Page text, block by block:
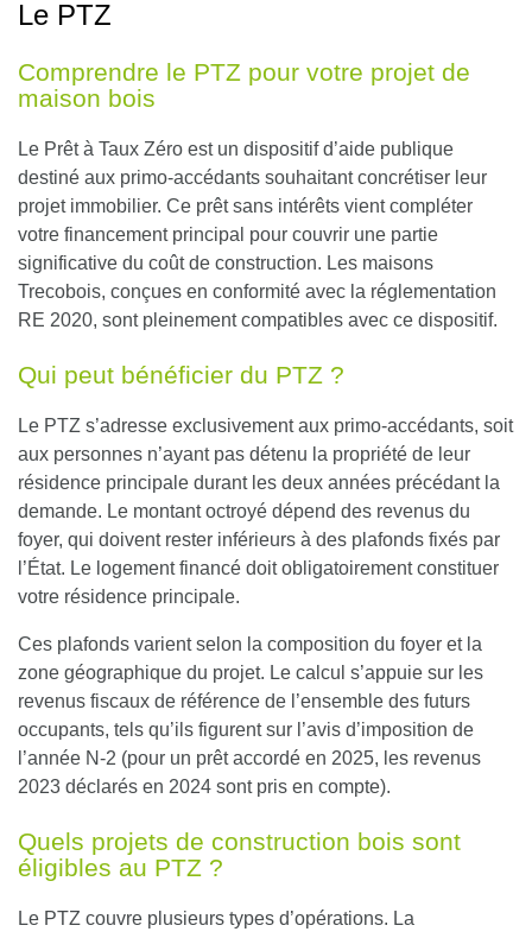
Le PTZ
Comprendre le PTZ pour votre projet de
maison bois
Le Prêt à Taux Zéro est un dispositif d’aide publique
destiné aux primo-accédants souhaitant concrétiser leur
projet immobilier. Ce prêt sans intérêts vient compléter
votre financement principal pour couvrir une partie
significative du coût de construction. Les maisons
Trecobois, conçues en conformité avec la réglementation
RE 2020, sont pleinement compatibles avec ce dispositif.
Qui peut bénéficier du PTZ ?
Le PTZ s’adresse exclusivement aux primo-accédants, soit
aux personnes n’ayant pas détenu la propriété de leur
résidence principale durant les deux années précédant la
demande. Le montant octroyé dépend des revenus du
foyer, qui doivent rester inférieurs à des plafonds fixés par
l’État. Le logement financé doit obligatoirement constituer
votre résidence principale.
Ces plafonds varient selon la composition du foyer et la
zone géographique du projet. Le calcul s’appuie sur les
revenus fiscaux de référence de l’ensemble des futurs
occupants, tels qu’ils figurent sur l’avis d’imposition de
l’année N-2 (pour un prêt accordé en 2025, les revenus
2023 déclarés en 2024 sont pris en compte).
Quels projets de construction bois sont
éligibles au PTZ ?
Le PTZ couvre plusieurs types d’opérations. La